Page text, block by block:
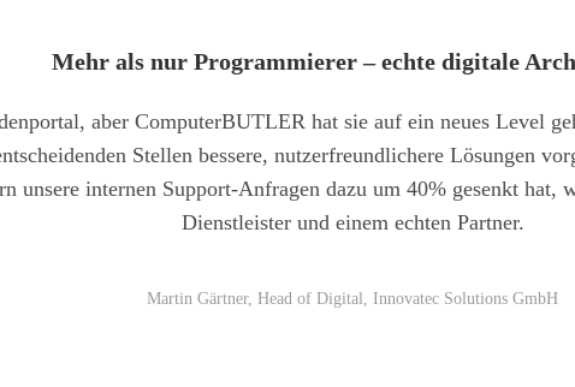
Mehr als nur Pro­gram­mie­rer – ech­te digi­ta­le
aber Com­pu­ter­BUT­LER hat sie auf ein neu­es Level
Stel­len bes­se­re, nut­zer­freund­li­che­re Lösun­gen
unse­re inter­nen Sup­port-Anfra­gen dazu um 40% gesenkt
Dienst­leis­ter und einem ech­ten Part­ner.
Mar­tin Gärt­ner, Head of Digi­tal, Inno­va­tec Solu­ti­ons GmbH